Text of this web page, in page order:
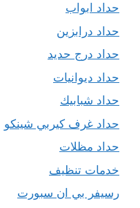
حداد ابواب
حداد درابزين
حداد درج حديد
حداد ديوانيات
حداد شبابيك
حداد غرف كيربي شينكو
حداد مظلات
خدمات تنظيف
رسيفر بي ان سبورت